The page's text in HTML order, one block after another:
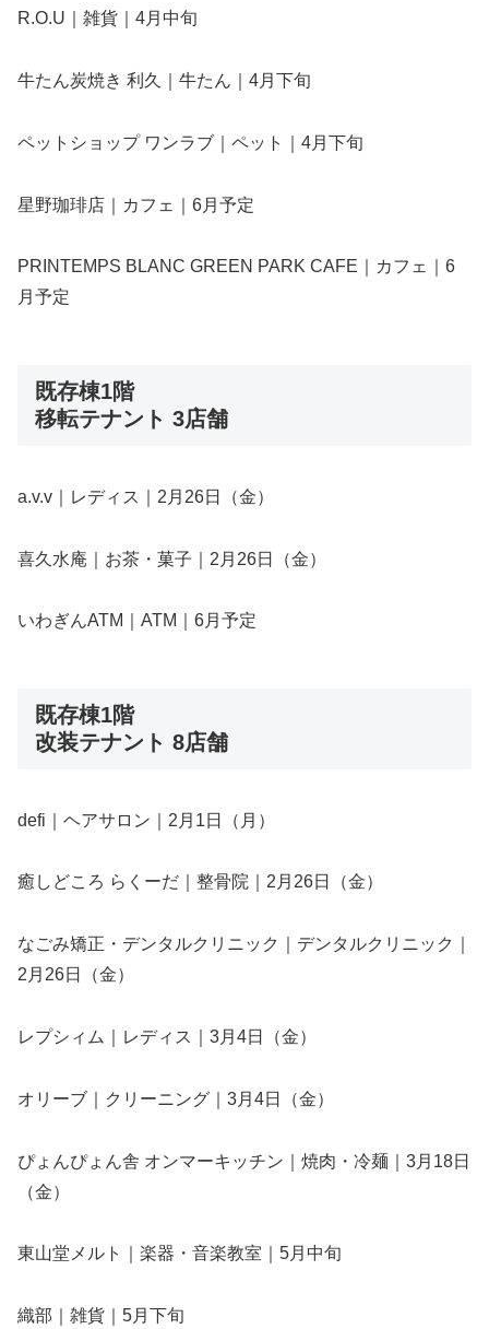
R.O.U｜雑貨｜4月中旬
牛たん炭焼き 利久｜牛たん｜4月下旬
ペットショップ ワンラブ｜ペット｜4月下旬
星野珈琲店｜カフェ｜6月予定
PRINTEMPS BLANC GREEN PARK CAFE｜カフェ｜6
月予定
既存棟1階
移転テナント 3店舗
a.v.v｜レディス｜2月26日（金）
喜久水庵｜お茶・菓子｜2月26日（金）
いわぎんATM｜ATM｜6月予定
既存棟1階
改装テナント 8店舗
defi｜ヘアサロン｜2月1日（月）
癒しどころ らくーだ｜整骨院｜2月26日（金）
なごみ矯正・デンタルクリニック｜デンタルクリニック｜
2月26日（金）
レプシィム｜レディス｜3月4日（金）
オリーブ｜クリーニング｜3月4日（金）
ぴょんぴょん舎 オンマーキッチン｜焼肉・冷麺｜3月18日
（金）
東山堂メルト｜楽器・音楽教室｜5月中旬
織部｜雑貨｜5月下旬